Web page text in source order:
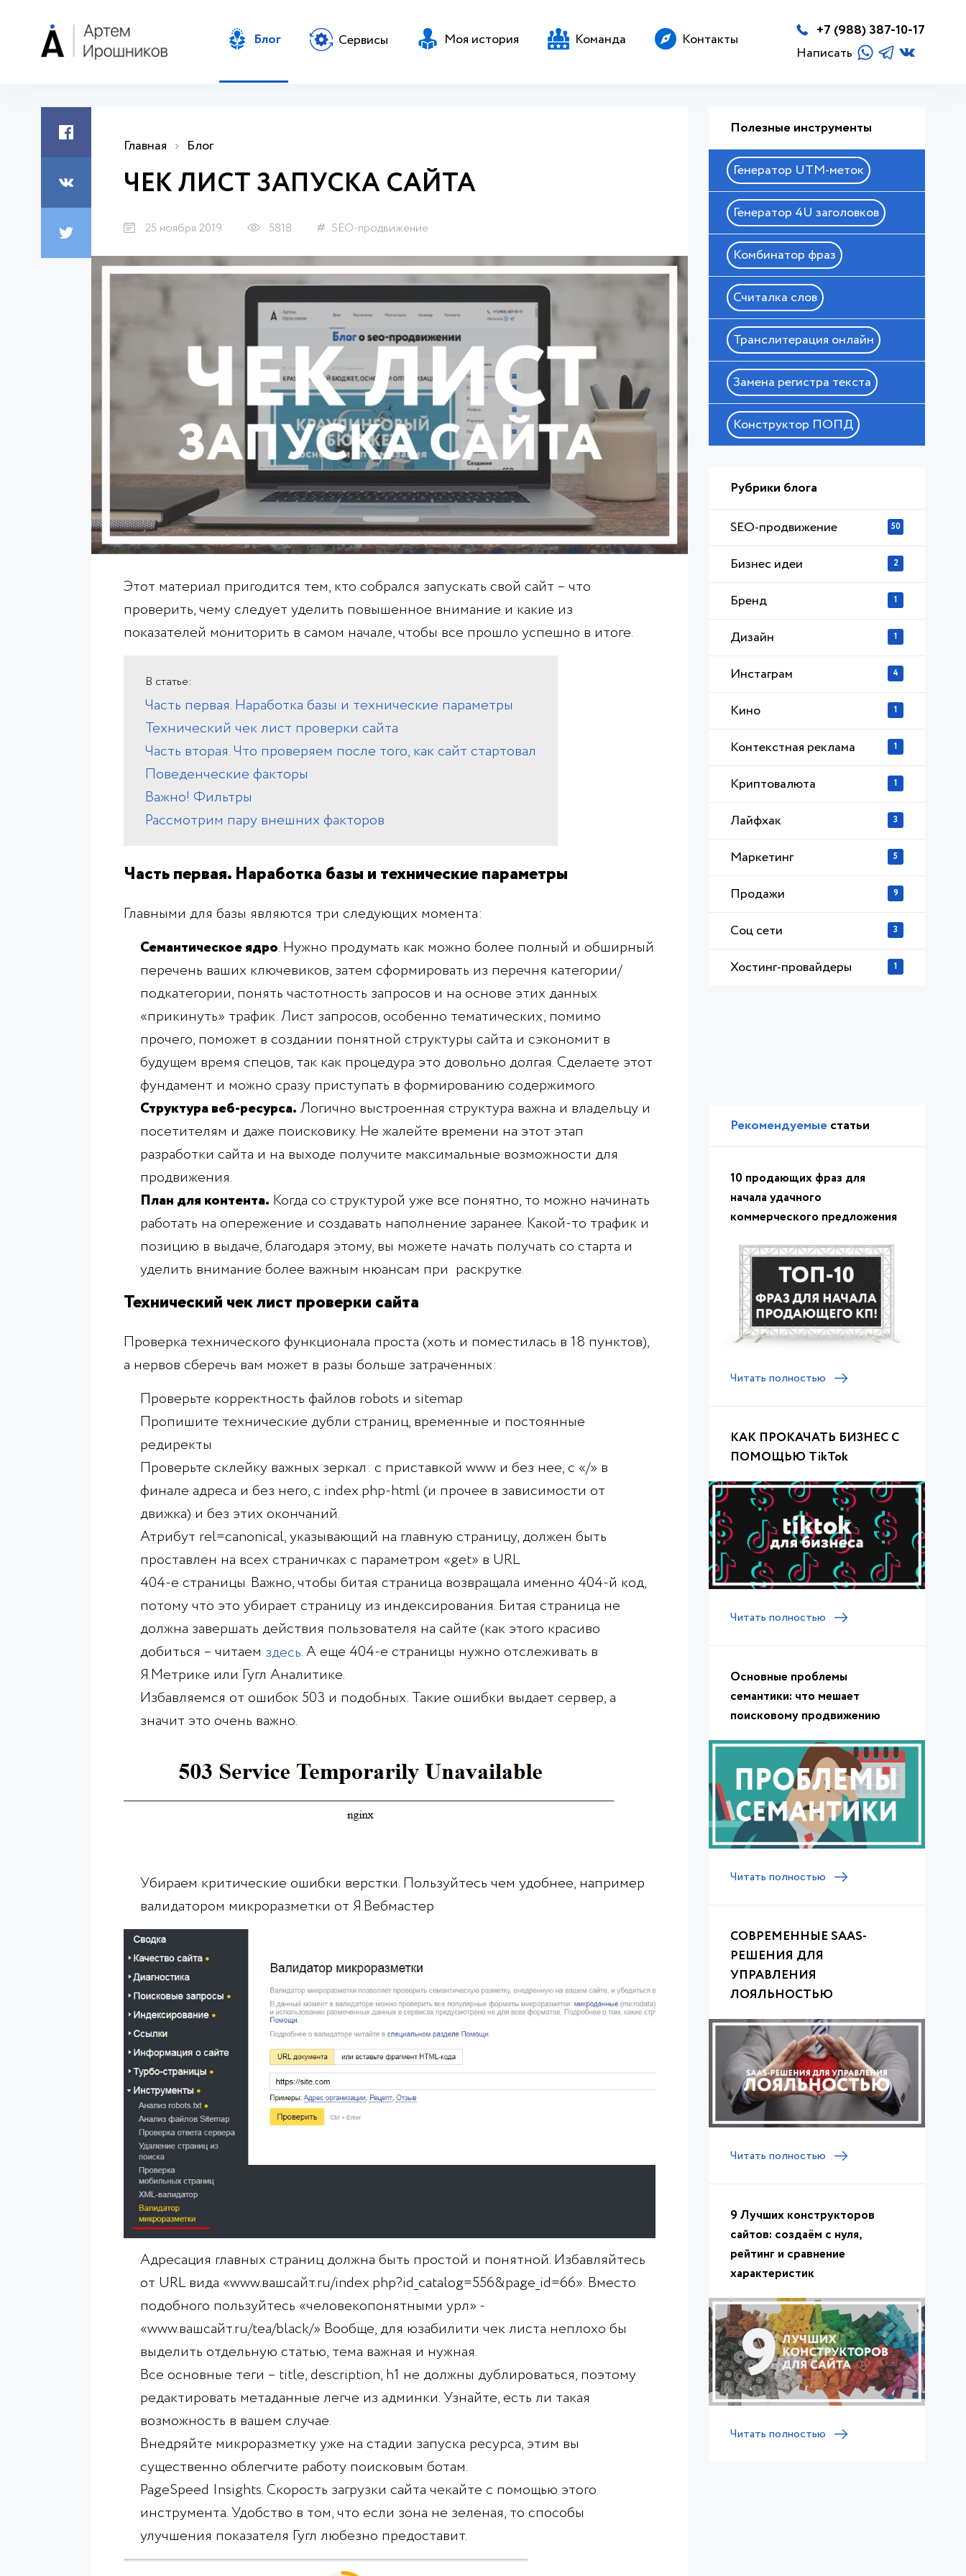
Блог Сервисы Моя история Команда Контакты
+7 (988) 387-10-17
Написать
Главная › Блог
ЧЕК ЛИСТ ЗАПУСКА САЙТА
25 ноября 2019 5818 SEO-продвижение
Этот материал пригодится тем, кто собрался запускать свой сайт – что
проверить, чему следует уделить повышенное внимание и какие из
показателей мониторить в самом начале, чтобы все прошло успешно в итоге.
Часть первая. Наработка базы и технические параметры
Технический чек лист проверки сайта
Часть вторая. Что проверяем после того, как сайт стартовал
Поведенческие факторы
Важно! Фильтры
Рассмотрим пару внешних факторов
Часть первая. Наработка базы и технические параметры
Главными для базы являются три следующих момента:
Семантическое ядро. Нужно продумать как можно более полный и обширный
перечень ваших ключевиков, затем сформировать из перечня категории/
подкатегории, понять частотность запросов и на основе этих данных
«прикинуть» трафик. Лист запросов, особенно тематических, помимо
прочего, поможет в создании понятной структуры сайта и сэкономит в
будущем время спецов, так как процедура это довольно долгая. Сделаете этот
фундамент и можно сразу приступать в формированию содержимого.
Структура веб-ресурса. Логично выстроенная структура важна и владельцу и
посетителям и даже поисковику. Не жалейте времени на этот этап
разработки сайта и на выходе получите максимальные возможности для
продвижения.
План для контента. Когда со структурой уже все понятно, то можно начинать
работать на опережение и создавать наполнение заранее. Какой-то трафик и
позицию в выдаче, благодаря этому, вы можете начать получать со старта и
уделить внимание более важным нюансам при раскрутке.
Технический чек лист проверки сайта
Проверка технического функционала проста (хоть и поместилась в 18 пунктов),
а нервов сберечь вам может в разы больше затраченных:
Проверьте корректность файлов robots и sitemap
Пропишите технические дубли страниц, временные и постоянные
редиректы
Проверьте склейку важных зеркал: с приставкой www и без нее, с «/» в
финале адреса и без него, с index.php-html (и прочее в зависимости от
движка) и без этих окончаний.
Атрибут rel=canonical, указывающий на главную страницу, должен быть
проставлен на всех страничках с параметром «get» в URL
404-е страницы. Важно, чтобы битая страница возвращала именно 404-й код,
потому что это убирает страницу из индексирования. Битая страница не
должна завершать действия пользователя на сайте (как этого красиво
добиться – читаем здесь. А еще 404-е страницы нужно отслеживать в
Я.Метрике или Гугл Аналитике.
Избавляемся от ошибок 503 и подобных. Такие ошибки выдает сервер, а
значит это очень важно.
Убираем критические ошибки верстки. Пользуйтесь чем удобнее, например
валидатором микроразметки от Я.Вебмастер
Адресация главных страниц должна быть простой и понятной. Избавляйтесь
от URL вида «www.вашсайт.ru/index.php?id_catalog=556&page_id=66». Вместо
подобного пользуйтесь «человекопонятными урл» -
«www.вашсайт.ru/tea/black/» Вообще, для юзабилити чек листа неплохо бы
выделить отдельную статью, тема важная и нужная.
Все основные теги – title, description, h1 не должны дублироваться, поэтому
редактировать метаданные легче из админки. Узнайте, есть ли такая
возможность в вашем случае.
Внедряйте микроразметку уже на стадии запуска ресурса, этим вы
существенно облегчите работу поисковым ботам.
PageSpeed Insights. Скорость загрузки сайта чекайте с помощью этого
инструмента. Удобство в том, что если зона не зеленая, то способы
улучшения показателя Гугл любезно предоставит.
Полезные инструменты
Генератор UTM-меток
Генератор 4U заголовков
Комбинатор фраз
Считалка слов
Транслитерация онлайн
Замена регистра текста
Конструктор ПОПД
Рубрики блога
SEO-продвижение 50
Бизнес идеи 2
Бренд 1
Дизайн 1
Инстаграм 4
Кино 1
Контекстная реклама 1
Криптовалюта 1
Лайфхак 3
Маркетинг 5
Продажи 9
Соц сети 3
Хостинг-провайдеры 1
Рекомендуемыестатьи
10 продающих фраз для
начала удачного
коммерческого предложения
Читать полностью
КАК ПРОКАЧАТЬ БИЗНЕС С
ПОМОЩЬЮ TikTok
Читать полностью
Основные проблемы
семантики: что мешает
поисковому продвижению
Читать полностью
СОВРЕМЕННЫЕ SAAS-
РЕШЕНИЯ ДЛЯ
УПРАВЛЕНИЯ
ЛОЯЛЬНОСТЬЮ
Читать полностью
9 Лучших конструкторов
сайтов: создаём с нуля,
рейтинг и сравнение
характеристик
Читать полностью